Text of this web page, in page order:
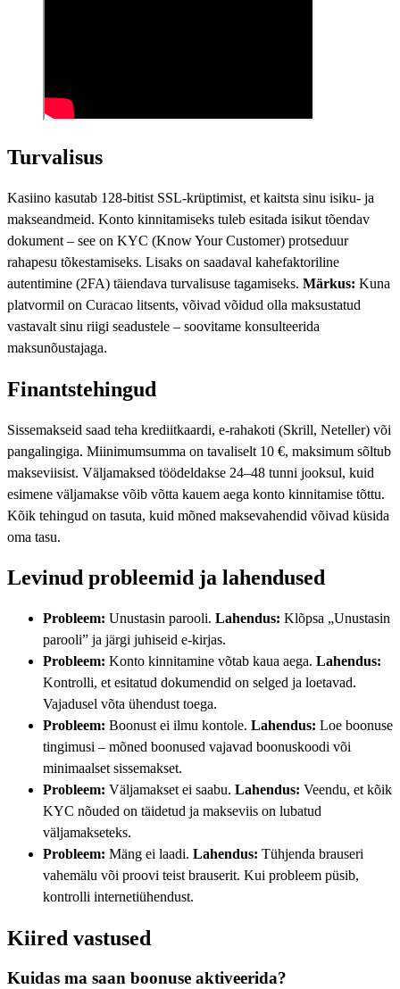
Turvalisus
Kasiino kasutab 128-bitist SSL-krüptimist, et kaitsta sinu isiku- ja
makseandmeid. Konto kinnitamiseks tuleb esitada isikut tõendav
dokument – see on KYC (Know Your Customer) protseduur
rahapesu tõkestamiseks. Lisaks on saadaval kahefaktoriline
autentimine (2FA) täiendava turvalisuse tagamiseks. Märkus: Kuna
platvormil on Curacao litsents, võivad võidud olla maksustatud
vastavalt sinu riigi seadustele – soovitame konsulteerida
maksunõustajaga.
Finantstehingud
Sissemakseid saad teha krediitkaardi, e-rahakoti (Skrill, Neteller) või
pangalingiga. Miinimumsumma on tavaliselt 10 €, maksimum sõltub
makseviisist. Väljamaksed töödeldakse 24–48 tunni jooksul, kuid
esimene väljamakse võib võtta kauem aega konto kinnitamise tõttu.
Kõik tehingud on tasuta, kuid mõned maksevahendid võivad küsida
oma tasu.
Levinud probleemid ja lahendused
Probleem: Unustasin parooli. Lahendus: Klõpsa „Unustasin
parooli” ja järgi juhiseid e-kirjas.
Probleem: Konto kinnitamine võtab kaua aega. Lahendus:
Kontrolli, et esitatud dokumendid on selged ja loetavad.
Vajadusel võta ühendust toega.
Probleem: Boonust ei ilmu kontole. Lahendus: Loe boonuse
tingimusi – mõned boonused vajavad boonuskoodi või
minimaalset sissemakset.
Probleem: Väljamakset ei saabu. Lahendus: Veendu, et kõik
KYC nõuded on täidetud ja makseviis on lubatud
väljamakseteks.
Probleem: Mäng ei laadi. Lahendus: Tühjenda brauseri
vahemälu või proovi teist brauserit. Kui probleem püsib,
kontrolli internetiühendust.
Kiired vastused
Kuidas ma saan boonuse aktiveerida?